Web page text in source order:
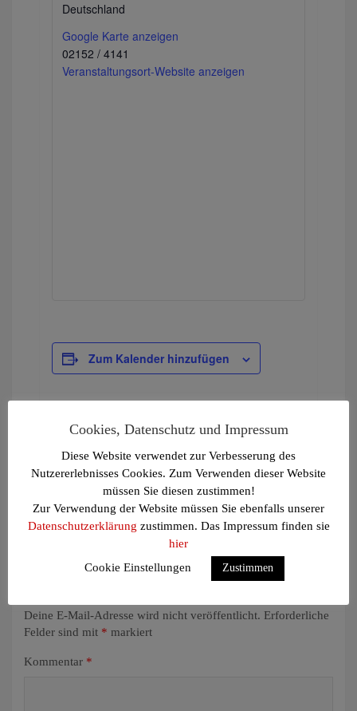
Deutschland
Google Karte anzeigen
02152 / 4141
Veranstaltungsort-Website anzeigen
Zum Kalender hinzufügen
r
a
t
a
t
Sommerferien
Schreibe einen Kommentar
Deine E-Mail-Adresse wird nicht veröffentlicht. Erforderliche
Felder sind mit * markiert
Kommentar *
Cookies, Datenschutz und Impressum
Diese Website verwendet zur Verbesserung des
Nutzererlebnisses Cookies. Zum Verwenden dieser Website
müssen Sie diesen zustimmen!
Zur Verwendung der Website müssen Sie ebenfalls unserer
Datenschutzerklärung zustimmen. Das Impressum finden sie
hier
Cookie Einstellungen
Zustimmen